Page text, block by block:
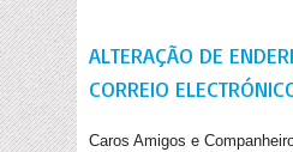
ALTERAÇÃO DE
CORREIO
Caros Amigos e